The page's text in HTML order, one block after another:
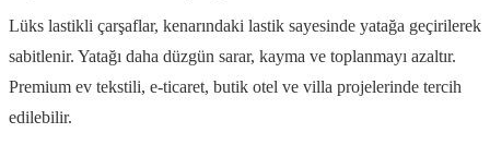
Lüks lastikli çarşaflar, kenarındaki lastik sayesinde yatağa geçirilerek
sabitlenir. Yatağı daha düzgün sarar, kayma ve toplanmayı azaltır.
Premium ev tekstili, e-ticaret, butik otel ve villa projelerinde tercih
edilebilir.